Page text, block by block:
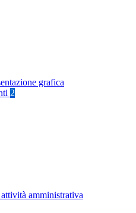
grafica
2
amministrativa